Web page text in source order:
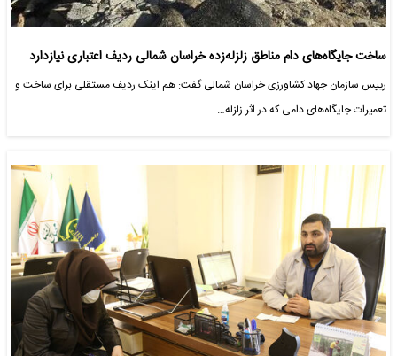
ساخت جایگاه‌های دام مناطق زلزله‌زده خراسان شمالی ردیف اعتباری نیازدارد
رییس سازمان جهاد کشاورزی خراسان شمالی گفت: هم اینک ردیف مستقلی برای ساخت و
تعمیرات جایگاه‌های دامی که در اثر زلزله…